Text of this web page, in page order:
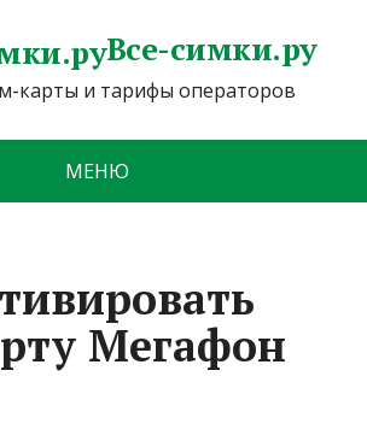
Все-симки.ру
карты и тарифы операторов
МЕНЮ
Мегафон